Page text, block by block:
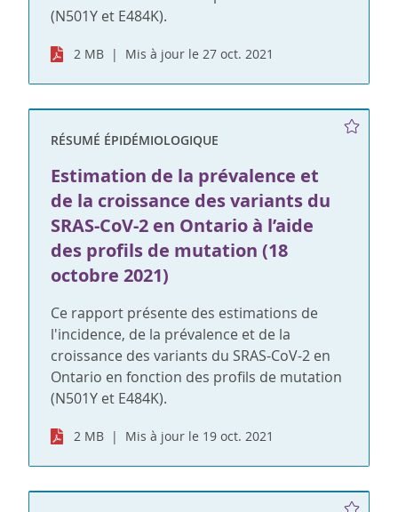
(N501Y et E484K).
2 MB Mis à jour le 27 oct. 2021
RÉSUMÉ ÉPIDÉMIOLOGIQUE
Estimation de la prévalence et
de la croissance des variants du
SRAS-CoV-2 en Ontario à l’aide
des profils de mutation (18
octobre 2021)
Ce rapport présente des estimations de
l'incidence, de la prévalence et de la
croissance des variants du SRAS-CoV-2 en
Ontario en fonction des profils de mutation
(N501Y et E484K).
2 MB Mis à jour le 19 oct. 2021